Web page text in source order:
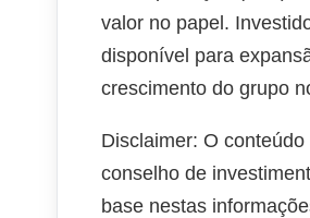
valor no papel.
disponível para
crescimento do grupo
Disclaimer: O
conselho de
base nestas